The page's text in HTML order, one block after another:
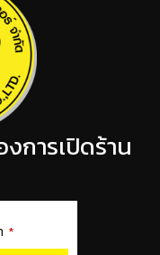
การเปิดร้าน
*